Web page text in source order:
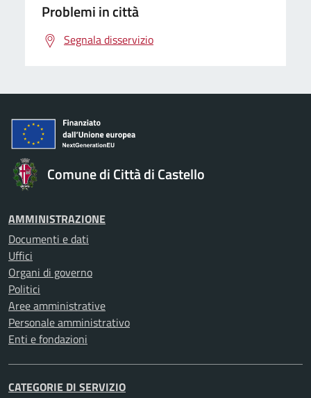
Problemi in città
Segnala disservizio
Comune di Città di Castello
AMMINISTRAZIONE
Documenti e dati
Uffici
Organi di governo
Politici
Aree amministrative
Personale amministrativo
Enti e fondazioni
CATEGORIE DI SERVIZIO